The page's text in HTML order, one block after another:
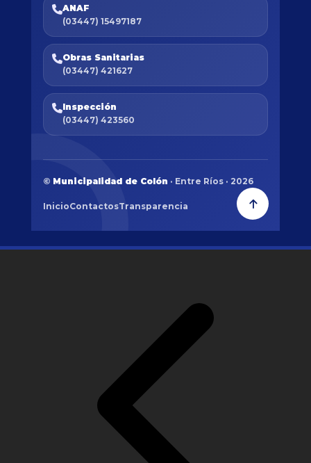
ANAF
(03447) 15497187
Obras Sanitarias
(03447) 421627
Inspección
(03447) 423560
© Municipalidad de Colón · Entre Ríos · 2026
InicioContactosTransparencia